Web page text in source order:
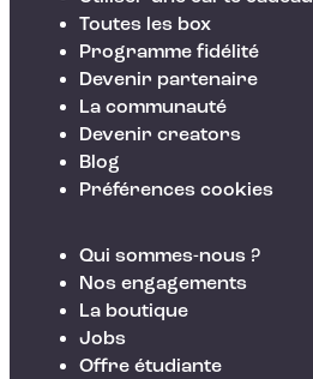
Toutes les box
Programme fidélité
Devenir partenaire
La communauté
Devenir creators
Blog
Préférences cookies
Qui sommes-nous ?
Nos engagements
La boutique
Jobs
Offre étudiante